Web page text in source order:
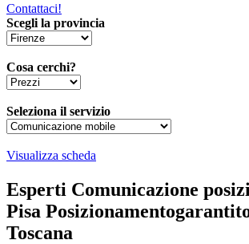
Contattaci!
Scegli la provincia
Cosa cerchi?
Seleziona il servizio
Visualizza scheda
Esperti Comunicazione
Pisa
Toscana